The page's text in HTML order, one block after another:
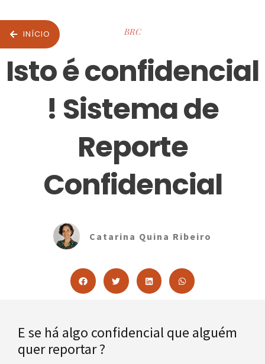
INÍCIO BRC
Isto é confidencial
! Sistema de
Reporte
Confidencial
Catarina Quina Ribeiro
E se há algo confidencial que alguém
quer reportar ?